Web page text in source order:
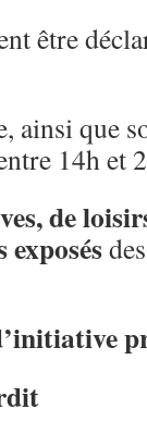
être
ainsi que
14h et
de
exposés